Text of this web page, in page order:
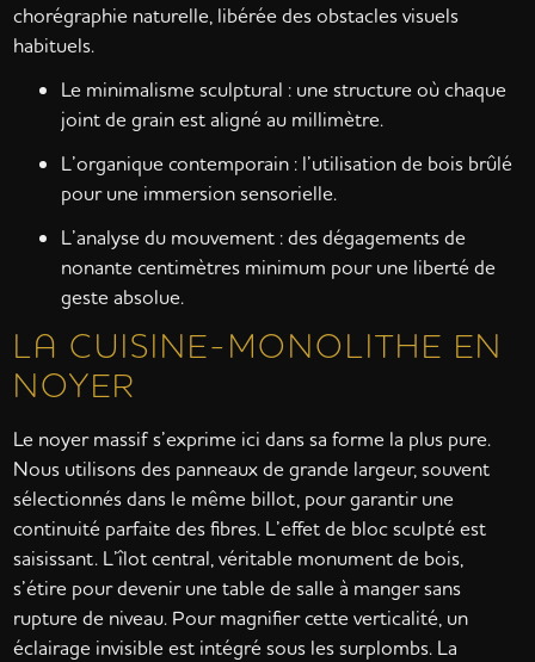
chorégraphie naturelle, libérée des obstacles visuels
habituels.
Le minimalisme sculptural : une structure où chaque
joint de grain est aligné au millimètre.
L’organique contemporain : l’utilisation de bois brûlé
pour une immersion sensorielle.
L’analyse du mouvement : des dégagements de
nonante centimètres minimum pour une liberté de
geste absolue.
LA CUISINE-MONOLITHE EN
NOYER
Le noyer massif s’exprime ici dans sa forme la plus pure.
Nous utilisons des panneaux de grande largeur, souvent
sélectionnés dans le même billot, pour garantir une
continuité parfaite des fibres. L’effet de bloc sculpté est
saisissant. L’îlot central, véritable monument de bois,
s’étire pour devenir une table de salle à manger sans
rupture de niveau. Pour magnifier cette verticalité, un
éclairage invisible est intégré sous les surplombs. La